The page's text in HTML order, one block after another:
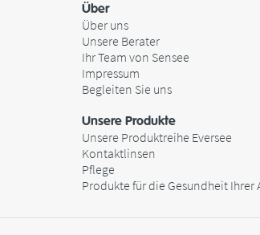
Über
Über uns
Unsere Berater
Ihr Team von Sensee
Impressum
Begleiten Sie uns
Unsere Produkte
Unsere Produktreihe Eversee
Kontaktlinsen
Pflege
Produkte für die Gesundheit Ihrer